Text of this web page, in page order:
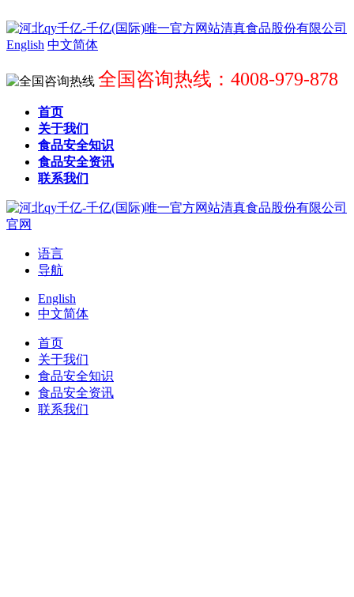
English 中文简体
全国咨询热线：4008-979-878
首页
关于我们
食品安全知识
食品安全资讯
联系我们
语言
导航
English
中文简体
首页
关于我们
食品安全知识
食品安全资讯
联系我们